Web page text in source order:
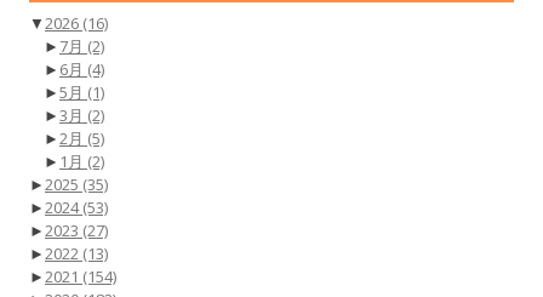
▼2026 (16)
► 7月 (2)
► 6月 (4)
►5月 (1)
►3月 (2)
►2月 (5)
► 1月 (2)
►2025 (35)
►2024(53)
►2023 (27)
►2022 (13)
►2021 (154)